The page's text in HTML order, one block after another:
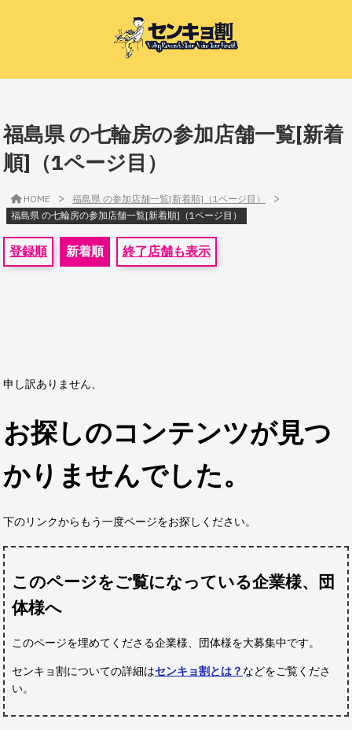
福島県 の七輪房の参加店舗一覧[新着
順]（1ページ目）
HOME > 福島県 の参加店舗一覧[新着順]（1ページ目） >
福島県 の七輪房の参加店舗一覧[新着順]（1ページ目）
登録順 新着順 終了店舗も表示
申し訳ありません、
お探しのコンテンツが見つ
かりませんでした。
下のリンクからもう一度ページをお探しください。
このページをご覧になっている企業様、団
体様へ
このページを埋めてくださる企業様、団体様を大募集中です。
センキョ割についての詳細はセンキョ割とは？ などをご覧くださ
い。